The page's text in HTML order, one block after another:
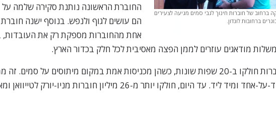
ברחוב של חוברות חינוך לגבי סמים מגיעה לצעירים
ברחובות לונדון.
החוברת הראשונה נותנת סקירה שלמה על
הם עושים לגוף ולנפש. בנוסף ישנה
אחת מהחוברות מספקת רק את העובדות,
מודאגים עוזרים לממן הפצה מאסיבית לכל חלק בכדור הארץ.
חוברות חולקו ב-20 שפות שונות, כשהן מכניסות אמת במקום מיתוסים על
אחד ומיד ליד. עד היום, חולקו יותר מ-26 מיליון חוברות מניו-יורק לטייוואן ומאוסטרליה לאיטליה.